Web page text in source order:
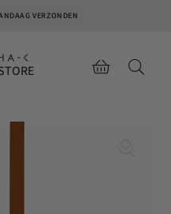
VERZONDEN